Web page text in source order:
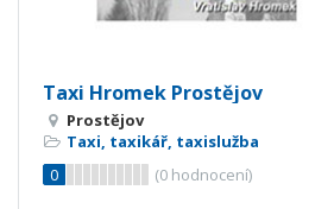
Taxi Hromek Prostějov
Prostějov
Taxi, taxikář, taxislužba
0
(0 hodnocení)